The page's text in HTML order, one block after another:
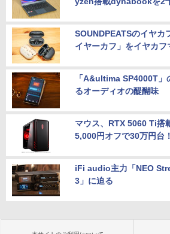
SOUNDPEATSのイヤカ
イヤーカフ」をイヤカフ
「A&ultima SP4000T」
るオーディオの醍醐味
マウス、RTX 5060 Ti搭
5,000円オフで30万円台！
iFi audio主力「NEO
3」に迫る